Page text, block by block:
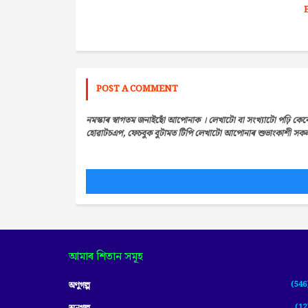
POST A COMMENT
নমস্কাৰ স্বাগতম জনাইছোঁ আপোনাক । লেখাটো বা সংখ্যাটো পঢ়ি
হোৱাটচএপ, ফেচবুক বুটামত টিপি লেখাটো আপোনাৰ শুভাংকাশী
আমাৰ শিতান সমূহ
অণুগল্প